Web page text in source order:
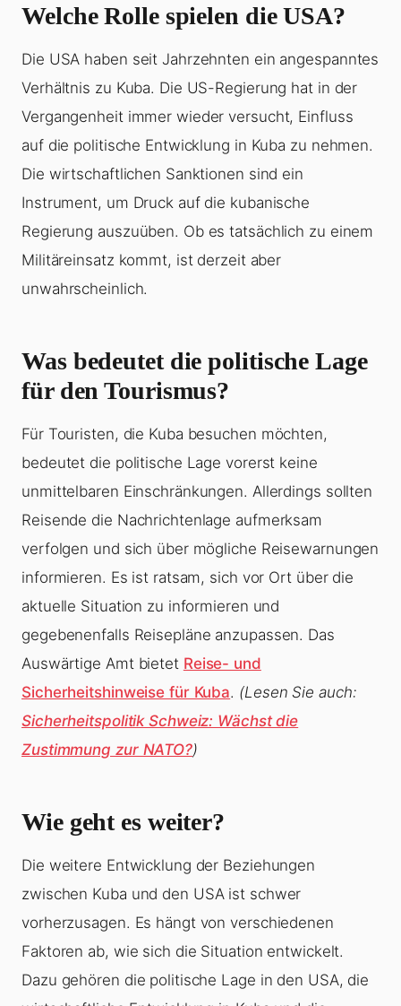
Welche Rolle spielen die USA?
Die USA haben seit Jahrzehnten ein angespanntes
Verhältnis zu Kuba. Die US-Regierung hat in der
Vergangenheit immer wieder versucht, Einfluss
auf die politische Entwicklung in Kuba zu nehmen.
Die wirtschaftlichen Sanktionen sind ein
Instrument, um Druck auf die kubanische
Regierung auszuüben. Ob es tatsächlich zu einem
Militäreinsatz kommt, ist derzeit aber
unwahrscheinlich.
Was bedeutet die politische Lage
für den Tourismus?
Für Touristen, die Kuba besuchen möchten,
bedeutet die politische Lage vorerst keine
unmittelbaren Einschränkungen. Allerdings sollten
Reisende die Nachrichtenlage aufmerksam
verfolgen und sich über mögliche Reisewarnungen
informieren. Es ist ratsam, sich vor Ort über die
aktuelle Situation zu informieren und
gegebenenfalls Reisepläne anzupassen. Das
Auswärtige Amt bietet Reise- und
Sicherheitshinweise für Kuba. (Lesen Sie auch:
Sicherheitspolitik Schweiz: Wächst die
Zustimmung zur NATO?)
Wie geht es weiter?
Die weitere Entwicklung der Beziehungen
zwischen Kuba und den USA ist schwer
vorherzusagen. Es hängt von verschiedenen
Faktoren ab, wie sich die Situation entwickelt.
Dazu gehören die politische Lage in den USA, die